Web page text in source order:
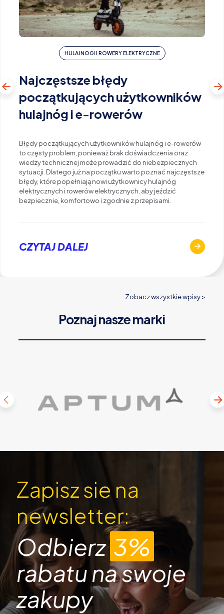
HULAJNOGI I ROWERY ELEKTRYCZNE
Najczęstsze błędy
początkujących użytkowników
hulajnóg i e-rowerów
Błędy początkujących użytkowników hulajnóg i e-rowerów
to częsty problem, ponieważ brak doświadczenia oraz
wiedzy technicznej może prowadzić do niebezpiecznych
sytuacji. Dlatego już na początku warto poznać najczęstsze
błędy, które popełniają nowi użytkownicy hulajnóg
elektrycznych i rowerów elektrycznych, aby jeździć
bezpiecznie, komfortowo i zgodnie z przepisami.
CZYTAJ DALEJ
Zobacz wszystkie wpisy >
Poznaj nasze marki
Zapisz sie na
newsletter:
Odbierz3%
rabatu na swoje
zakupy